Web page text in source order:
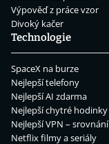
Výpověď z práce vzor
Divoký kačer
Technologie
SpaceX na burze
Nejlepší telefony
Nejlepší AI zdarma
Nejlepší chytré hodinky
Nejlepší VPN – srovnání
Netflix filmy a seriály